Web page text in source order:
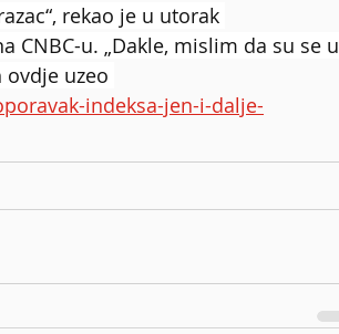
rekao je u utorak
CNBC-u. „Dakle, mislim da su se u
uzeo
indeksa-jen-i-dalje-